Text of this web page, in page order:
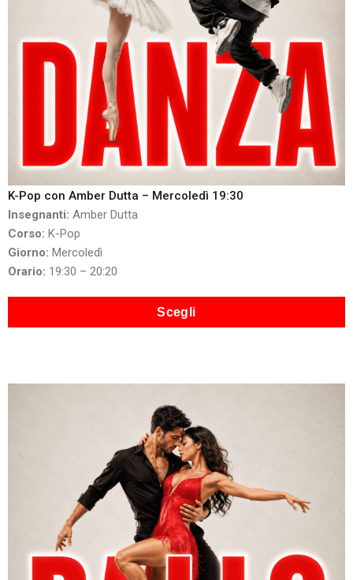
K-Pop con Amber Dutta – Mercoledì 19:30
Insegnanti: Amber Dutta
Corso: K-Pop
Giorno: Mercoledì
Orario: 19:30 – 20:20
Scegli